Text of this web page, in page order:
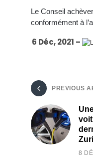
Le Conseil
conformément à
6 Déc, 2021 –
PREVIOUS
8